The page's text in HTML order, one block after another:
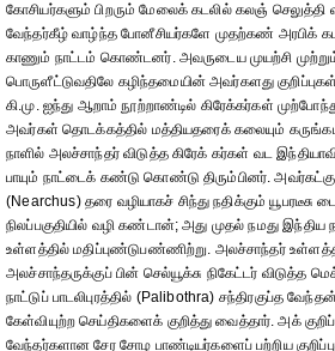
கோசியர்களும் பிறரும் மேலைக் கடலில் கலஞ் செலுத்தி
வேந்தர்கீழ் வாழ்ந்த போனீசியர்களே முதற்கண் அரபிக்
காணும் நாட்டம் கொண்டனர். அவருடைய முயற்சி
பொருளீட்டுவதிலே கழிந்தமையின் அவர்களது குறிப்புகள்
கி.மு. ஐந்து ஆறாம் நூற்றாண்டில் கிரேக்கர்கள்
அவர்கள் தொடக்கத்தில் மத்தியதரைக் கலையும்
நாளில் அலச்சாந்தர் விடுத்த கிரேக் கர்கள் வட
பாயும் நாட்டைக் கண்டு கொண்டு திரும்பினர்.
(Nearchus) தரை வழியாகச் சிந்து நதிக்கும் யூபரடீசு
நிலப்பகுதியில் வழி கண்டான்; அது முதல் நமது இந்திய
உள்ளத்தில் மதிப்புண்டுபண்ணிற்று. அலச்சாந்தர்
அலச்சாந்தருக்குப் பின் செல்யூக்சு நிகேட்டர் விடுத்த
நாட்டுப் பாடலிபுரத்தில் (Palibothra) சந்திரகுப்த
கேள்வியுற்ற செய்திகளைக் குறித்து வைத்தார். அக்
வேந்தர்களான சேர சோழ பாண்டியர்களைப் பற்றிய